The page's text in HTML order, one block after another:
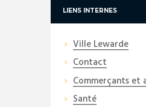
LIENS INTERNES
Ville Lewarde
Contact
Commerçants et
Santé